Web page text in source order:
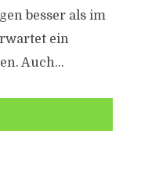
besser als im
ein
Auch...